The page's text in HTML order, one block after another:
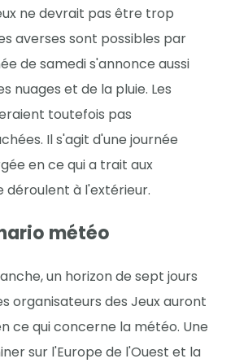
ne devrait pas être trop
averses sont possibles par
de samedi s'annonce aussi
nuages et de la pluie. Les
toutefois pas
Il s'agit d'une journée
en ce qui a trait aux
déroulent à l'extérieur.
météo
un horizon de sept jours
organisateurs des Jeux auront
ce qui concerne la météo. Une
sur l'Europe de l'Ouest et la